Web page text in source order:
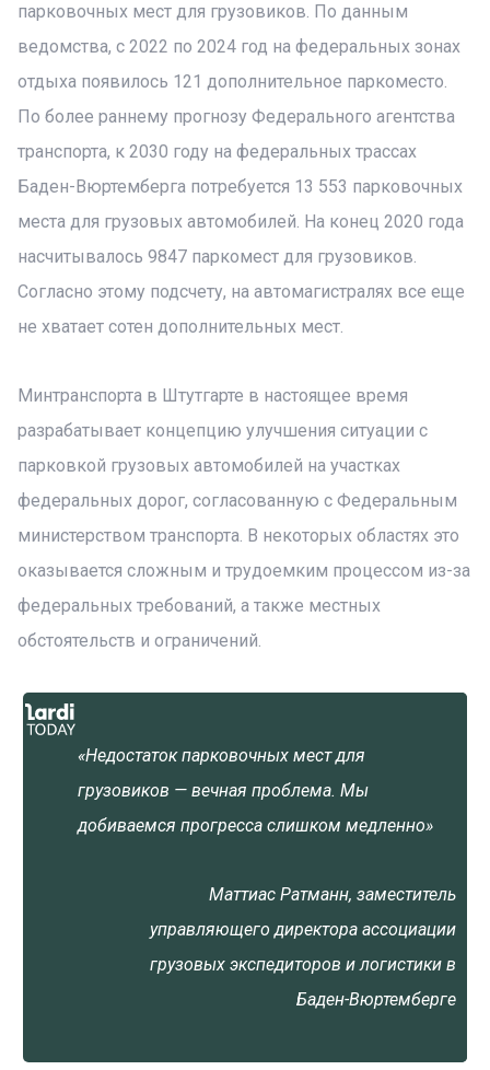
парковочных мест для грузовиков. По данным
ведомства, с 2022 по 2024 год на федеральных зонах
отдыха появилось 121 дополнительное паркоместо.
По более раннему прогнозу Федерального агентства
транспорта, к 2030 году на федеральных трассах
Баден-Вюртемберга потребуется 13 553 парковочных
места для грузовых автомобилей. На конец 2020 года
насчитывалось 9847 паркомест для грузовиков.
Согласно этому подсчету, на автомагистралях все еще
не хватает сотен дополнительных мест.
Минтранспорта в Штутгарте в настоящее время
разрабатывает концепцию улучшения ситуации с
парковкой грузовых автомобилей на участках
федеральных дорог, согласованную с Федеральным
министерством транспорта. В некоторых областях это
оказывается сложным и трудоемким процессом из-за
федеральных требований, а также местных
обстоятельств и ограничений.
«Недостаток парковочных мест для
грузовиков — вечная проблема. Мы
добиваемся прогресса слишком медленно»
Маттиас Ратманн, заместитель
управляющего директора ассоциации
грузовых экспедиторов и логистики в
Баден-Вюртемберге